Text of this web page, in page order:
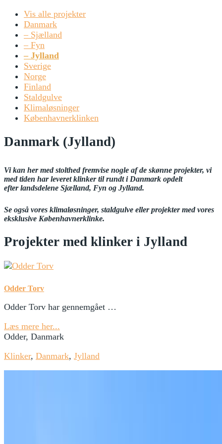
Vis alle projekter
Danmark
– Sjælland
– Fyn
– Jylland
Sverige
Norge
Finland
Staldgulve
Klimaløsninger
Københavnerklinken
Danmark (Jylland)
Vi kan her med stolthed fremvise nogle af de skønne projekter, vi
med tiden har leveret klinker til rundt i Danmark opdelt
efterlandsdelene Sjælland, Fyn og Jylland.
Se også vores klimaløsninger, staldgulve eller projekter med vores
eksklusive Københavnerklinke.
Projekter med klinker i Jylland
Odder Torv
Odder Torv har gennemgået …
Læs mere her...
Odder, Danmark
Klinker, Danmark, Jylland